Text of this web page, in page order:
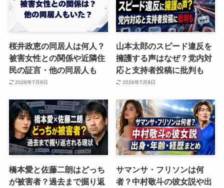
桜井政恵の同居人は何人？
被害女性との関係や近隣住
民の証言・他の同居人も
2026年7月9日
山本太郎のスピード違反を
擁護する声はなぜ？党内対
応と支持者投稿に批判も
2026年7月9日
橋本愛と佐藤二朗はどっち
が被害者？過去まで掘り返
サマンサ・フリソンは何
者？中村敬斗の彼女説や出